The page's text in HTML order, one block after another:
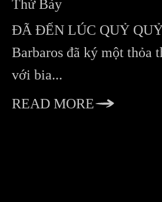
Thứ Bảy
ĐÃ ĐẾN LÚC QUỶ
Barbaros đã ký một thỏa
với bia...
READ MORE